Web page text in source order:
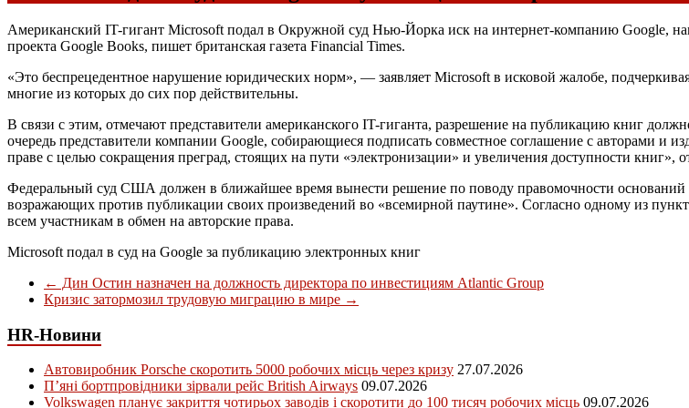
Американский IT-гигант Microsoft подал в Окружной суд Нью-Йорка иск на интернет-компанию Google,
проекта Google Books, пишет британская газета Financial Times.
«Это беспрецедентное нарушение юридических норм», — заявляет Microsoft в исковой жалобе,
многие из которых до сих пор действительны.
В связи с этим, отмечают представители американского IT-гиганта, разрешение на публикацию книг
очередь представители компании Google, собирающиеся подписать совместное соглашение с авторами и
праве с целью сокращения преград, стоящих на пути «электронизации» и увеличения доступности книг»,
Федеральный суд США должен в ближайшее время вынести решение по поводу правомочности оснований
возражающих против публикации своих произведений во «всемирной паутине». Согласно одному из
всем участникам в обмен на авторские права.
Microsoft подал в суд на Google за публикацию электронных книг
← Дин Остин назначен на должность директора по инвестициям Atlantic Group
Кризис затормозил трудовую миграцию в мире →
HR-Новини
Автовиробник Porsche скоротить 5000 робочих місць через кризу 27.07.2026
П’яні бортпровідники зірвали рейс British Airways 09.07.2026
Volkswagen планує закриття чотирьох заводів і скоротити до 100 тисяч робочих місць 09.07.2026